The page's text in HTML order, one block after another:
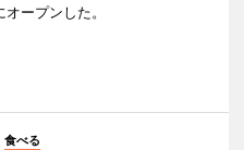
ープンした。
食べる